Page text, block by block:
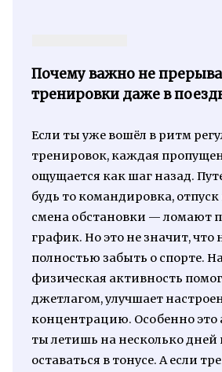
Почему важно не
тренировки даже в
Если ты уже вошёл в ритм
тренировок, каждая
ощущается как шаг назад.
будь то командировка,
смена обстановки — ломают
график. Но это не значит, что
полностью забыть о спорте.
физическая активность
джетлагом, улучшает
концентрацию. Особенно это
ты летишь на несколько дней
оставаться в тонусе. А если